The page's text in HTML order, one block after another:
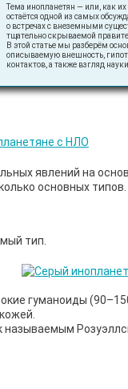
Тема инопланетян — или, как
остаётся одной из самых
о встречах с внеземными
тщательно скрываемой
В этой статье мы разберём
описываемую внешность,
контактов, а также взгляд
явлений на
основных типов.
тип.
гуманоиды
называемым